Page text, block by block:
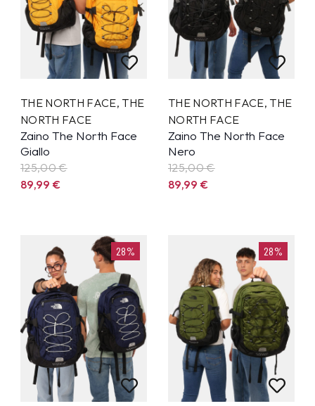
THE NORTH FACE, THE
NORTH FACE
Zaino The North Face
Giallo
125,00 €
89,99€
THE NORTH FACE, THE
NORTH FACE
Zaino The North Face
Nero
125,00 €
89,99€
28% 28%